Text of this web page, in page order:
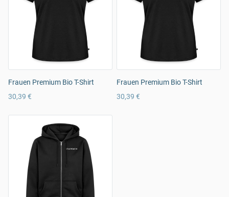
Frauen Premium Bio T-Shirt
30,39 €
Frauen Premium Bio T-Shirt
30,39 €